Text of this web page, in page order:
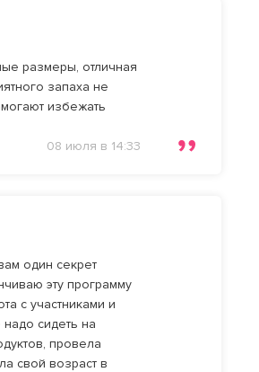
размеры, отличная
запаха не
избежать
08 июля в 14:33
один секрет
эту программу
с участниками и
сидеть на
провела
свой возраст в